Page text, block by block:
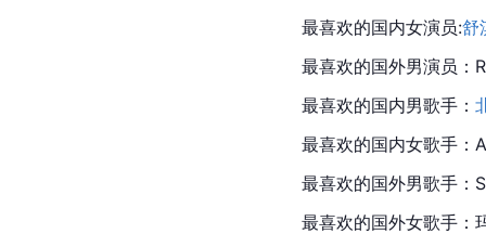
最喜欢的国内女演员:舒
最喜欢的国外男演员：
最喜欢的国内男歌手：
最喜欢的国内女歌手：
最喜欢的国外男歌手：
最喜欢的国外女歌手：